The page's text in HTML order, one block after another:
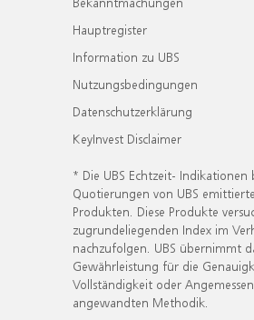
Hauptregister
Information zu UBS
Nutzungsbedingungen
Datenschutzerklärung
KeyInvest Disclaimer
* Die UBS Echtzeit- Indikationen
Quotierungen von UBS
Produkten. Diese Produkte
zugrundeliegenden Index im
nachzufolgen. UBS übernimmt
Gewährleistung für die
Vollständigkeit oder
angewandten Methodik.